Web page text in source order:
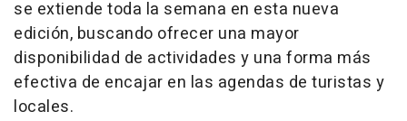
se extiende toda la semana en esta nueva
edición, buscando ofrecer una mayor
disponibilidad de actividades y una forma más
efectiva de encajar en las agendas de turistas y
locales.